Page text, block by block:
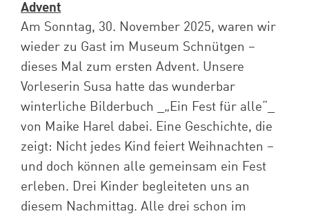
Advent
Am Sonntag, 30. November 2025, waren wir
wieder zu Gast im Museum Schnütgen –
dieses Mal zum ersten Advent. Unsere
Vorleserin Susa hatte das wunderbar
winterliche Bilderbuch _„Ein Fest für alle“_
von Maike Harel dabei. Eine Geschichte, die
zeigt: Nicht jedes Kind feiert Weihnachten –
und doch können alle gemeinsam ein Fest
erleben. Drei Kinder begleiteten uns an
diesem Nachmittag. Alle drei schon im